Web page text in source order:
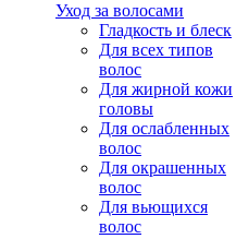
Уход за волосами
Гладкость и блеск
Для всех типов
волос
Для жирной кожи
головы
Для ослабленных
волос
Для окрашенных
волос
Для вьющихся
волос